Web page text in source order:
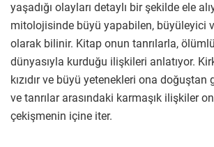
yaşadığı olayları detaylı bir şekilde ele
mitolojisinde büyü yapabilen, büyüleyici
olarak bilinir. Kitap onun tanrılarla,
dünyasıyla kurduğu ilişkileri anlatıyor.
kızıdır ve büyü yetenekleri ona doğuştan
ve tanrılar arasındaki karmaşık ilişkiler
çekişmenin içine iter.